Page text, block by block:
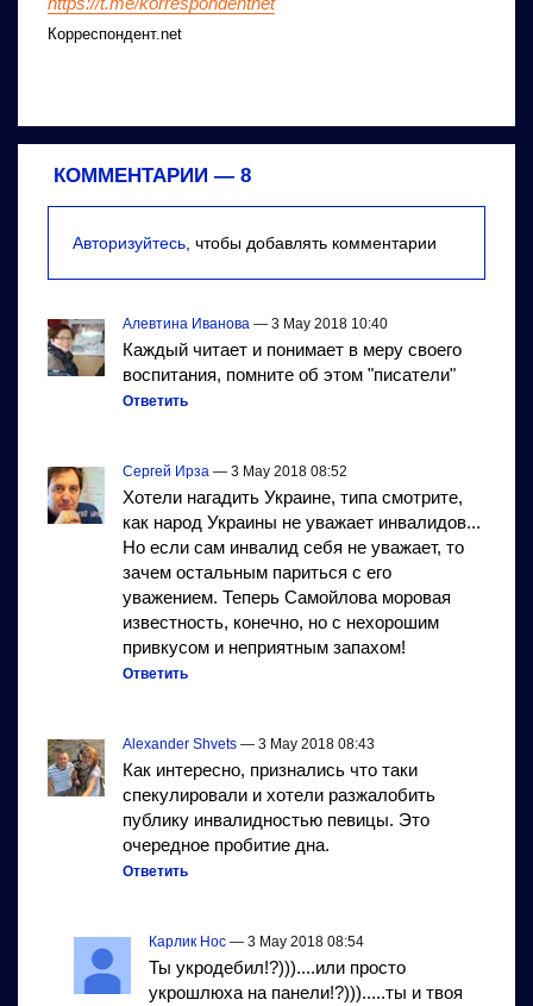
Корреспондент.net
КОММЕНТАРИИ — 8
Авторизуйтесь , чтобы добавлять комментарии
Алевтина Иванова — 3 May 2018 10:40
Каждый читает и понимает в меру своего
воспитания, помните об этом "писатели"
Ответить
Сергей Ирза — 3 May 2018 08:52
Хотели нагадить Украине, типа смотрите,
как народ Украины не уважает инвалидов...
Но если сам инвалид себя не уважает, то
зачем остальным париться с его
уважением. Теперь Самойлова моровая
известность, конечно, но с нехорошим
привкусом и неприятным запахом!
Ответить
Alexander Shvets — 3 May 2018 08:43
Как интересно, признались что таки
спекулировали и хотели разжалобить
публику инвалидностью певицы. Это
очередное пробитие дна.
Ответить
Карлик Нос— 3 May 2018 08:54
Ты укродебил!?)))....или просто
укрошлюха на панели!?))).....ты и твоя